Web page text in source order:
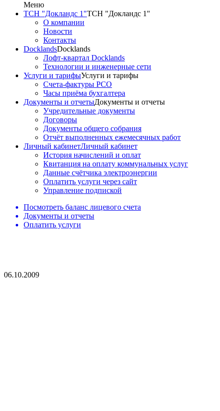
Меню
ТСН "Докландс 1"ТСН "Докландс 1"
О компании
Новости
Контакты
DocklandsDocklands
Лофт-квартал Docklands
Технологии и инженерные сети
Услуги и тарифыУслуги и тарифы
Счета-фактуры РСО
Часы приёма бухгалтера
Документы и отчетыДокументы и отчеты
Учредительные документы
Договоры
Документы общего собрания
Отчёт выполненных ежемесячных работ
Личный кабинетЛичный кабинет
История начислений и оплат
Квитанция на оплату коммунальных услуг
Данные счётчика электроэнергии
Оплатить услуги через сайт
Управление подпиской
Посмотреть баланс лицевого счета
Документы и отчеты
Оплатить услуги
06.10.2009